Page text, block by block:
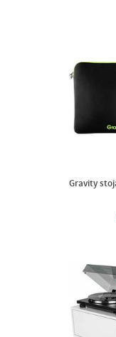
Gravity